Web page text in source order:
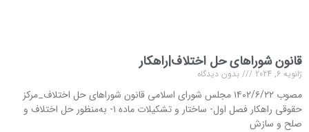
قانون شوراهای حل اختلاف|راهکار
ژانویه 6, 2024 بدون دیدگاه
مصوب ۱۴۰۲/۶/۲۲ مجلس شورای اسلامی قانون شوراهای حل اختلاف_مرکز
حقوقی راهکار فصل اول- ساختار و تشکیلات ماده ۱- به‌منظور حل اختلاف و
صلح و سازش